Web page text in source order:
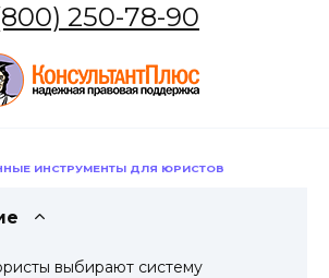
250-78-90
ИНСТРУМЕНТЫ ДЛЯ ЮРИСТОВ
выбирают систему